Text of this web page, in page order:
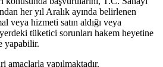
her yıl Aralık ayında belirlenen
veya hizmeti satın aldığı veya
tüketici sorunları hakem heyetine
yapabilir.
yapılmaktadır.